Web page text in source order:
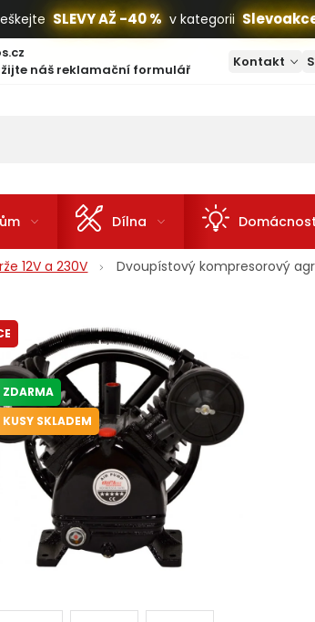
SLEVY AŽ -40 % v kategorii
náš reklamační formulář Kontakt
Dílna Domácnost
12V a 230V Dvoupístový kompresorový
ZDARMA
SKLADEM